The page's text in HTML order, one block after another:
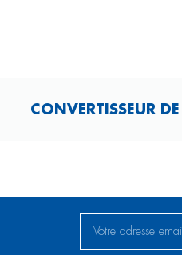
CONVERTISSEUR